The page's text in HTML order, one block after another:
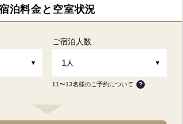
泊料金と空室状況
ご宿泊人数
11〜13名様のご予約について ?